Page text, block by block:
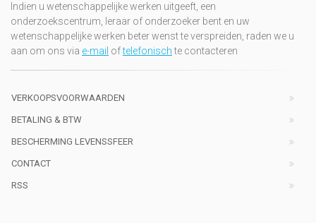
Indien u wetenschappelijke werken uitgeeft, een
onderzoekscentrum, leraar of onderzoeker bent en uw
wetenschappelijke werken beter wenst te verspreiden, raden we u
aan om ons via e-mail oftelefonischte contacteren
VERKOOPSVOORWAARDEN
BETALING & BTW
BESCHERMING LEVENSSFEER
CONTACT
RSS